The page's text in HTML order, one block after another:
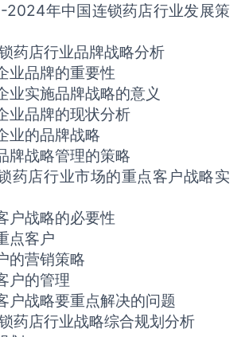
2024年中国连锁药店行业发展策
药店行业品牌战略分析
业品牌的重要性
业实施品牌战略的意义
业品牌的现状分析
业的品牌战略
牌战略管理的策略
药店行业市场的重点客户战略实
户战略的必要性
点客户
的营销策略
户的管理
户战略要重点解决的问题
药店行业战略综合规划分析